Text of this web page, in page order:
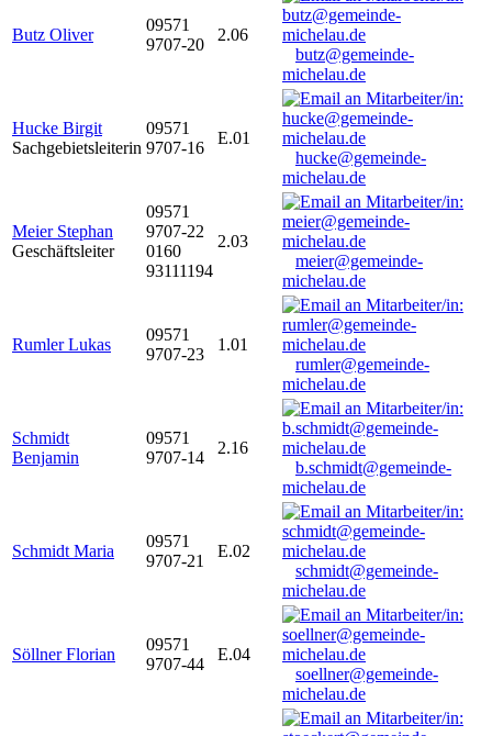
Butz Oliver
09571
9707-20
2.06
butz@gemeinde-
michelau.de
Hucke Birgit
Sachgebietsleiterin
09571
9707-16
E.01
hucke@gemeinde-
michelau.de
Meier Stephan
Geschäftsleiter
09571
9707-22
0160
93111194
2.03
meier@gemeinde-
michelau.de
Rumler Lukas
09571
9707-23
1.01
rumler@gemeinde-
michelau.de
Schmidt
Benjamin
09571
9707-14
2.16
b.schmidt@gemeinde-
michelau.de
Schmidt Maria
09571
9707-21
E.02
schmidt@gemeinde-
michelau.de
Söllner Florian
09571
9707-44
E.04
soellner@gemeinde-
michelau.de